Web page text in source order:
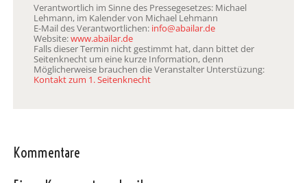
Verantwortlich im Sinne des Pressegesetzes: Michael
Lehmann, im Kalender von Michael Lehmann
E-Mail des Verantwortlichen: info@abailar.de
Website:www.abailar.de
Falls dieser Termin nicht gestimmt hat, dann bittet der
Seitenknecht um eine kurze Information, denn
Möglicherweise brauchen die Veranstalter Unterstüzung:
Kontakt zum 1. Seitenknecht
Kommentare